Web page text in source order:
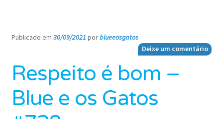
Publicado em 30/09/2021 porblueeosgatos
Deixe um comentário
Respeito é bom –
Blue e os Gatos